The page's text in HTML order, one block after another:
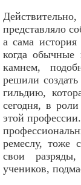
представляло
а сама
когда
камнем,
решили
гильдию,
сегодня, в
этой
ремеслу, тоже
свои
учеников,